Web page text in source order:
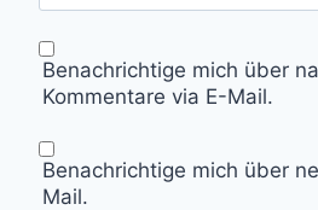
Benachrichtige mich über
Kommentare via E-Mail.
Benachrichtige mich über
Mail.